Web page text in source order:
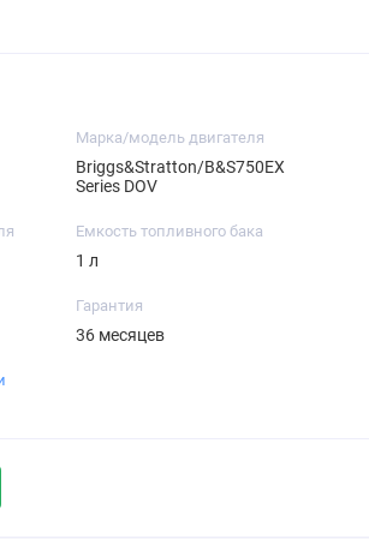
Марка/модель двигателя
Briggs&Stratton/B&S750EX
Series DOV
Емкость топливного бака
1 л
Гарантия
36 месяцев